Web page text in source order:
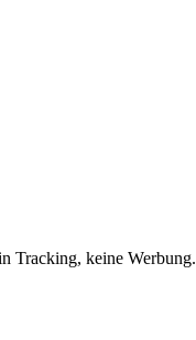
Tracking, keine Werbung.